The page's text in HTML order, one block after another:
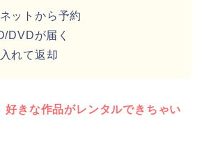
ットから予約
DVDが届く
れて返却
好きな作品がレンタルできちゃい